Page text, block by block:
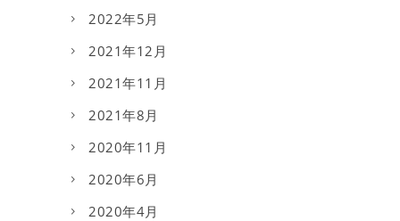
2022年5月
2021年12月
2021年11月
2021年8月
2020年11月
2020年6月
2020年4月